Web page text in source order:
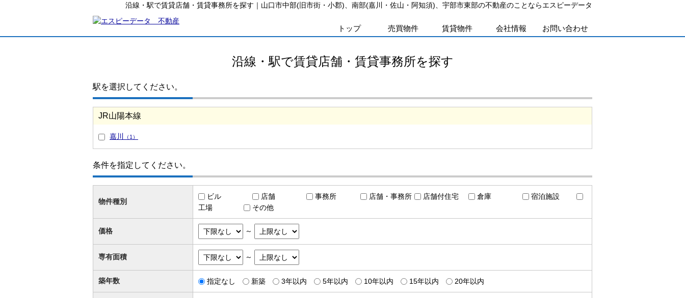
沿線・駅で賃貸店舗・賃貸事務所を探す｜山口市中部(旧市街・小郡)、南部(嘉川・佐山・阿知須)、宇部市東部の不動産のことならエスピーデータ
トップ 売買物件 賃貸物件 会社情報 お問い合わせ
沿線・駅で賃貸店舗・賃貸事務所を探す
駅を選択してください。
JR山陽本線
嘉川 （1）
条件を指定してください。
物件種別
ビル 店舗 事務所 店舗・事務所 店舗付住宅 倉庫
宿泊施設
工場
その他
価格 ～
専有面積 ～
築年数 指定なし 新築 3年以内 5年以内 10年以内 15年以内 20年以内